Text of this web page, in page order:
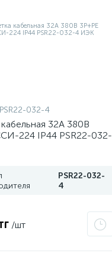
PSR22-032-4
32А 380В
224 IP44 PSR22-032-
PSR22-032-
4
/шт